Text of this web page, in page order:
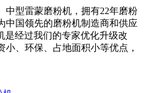
中型雷蒙磨粉机，拥有22年磨粉
中国领先的磨粉机制造商和供应
是经过我们的专家优化升级改
小、环保、占地面积小等优点，